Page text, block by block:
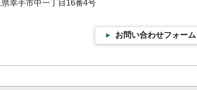
幸手市中一丁目16番4号
お問い合わせフォーム